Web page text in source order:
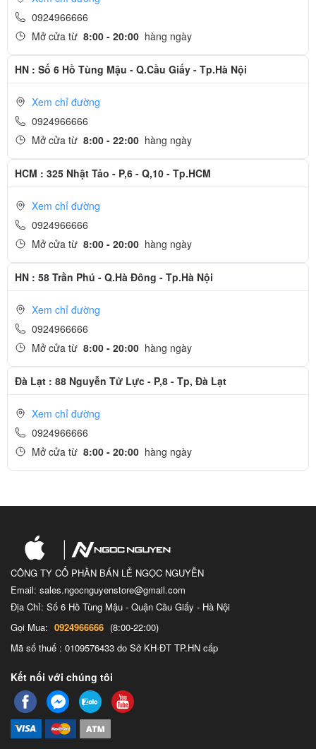
0924966666
Mở cửa từ 8:00 - 20:00 hàng ngày
HN : Số 6 Hồ Tùng Mậu - Q.Cầu Giấy - Tp.Hà Nội
Xem chỉ đường
0924966666
Mở cửa từ 8:00 - 22:00 hàng ngày
HCM : 325 Nhật Tảo - P,6 - Q,10 - Tp.HCM
Xem chỉ đường
0924966666
Mở cửa từ 8:00 - 20:00 hàng ngày
HN : 58 Trần Phú - Q.Hà Đông - Tp.Hà Nội
Xem chỉ đường
0924966666
Mở cửa từ 8:00 - 20:00 hàng ngày
Đà Lạt : 88 Nguyễn Tử Lực - P,8 - Tp, Đà Lạt
Xem chỉ đường
0924966666
Mở cửa từ 8:00 - 20:00 hàng ngày
CÔNG TY CỔ PHẦN BÁN LẺ NGỌC NGUYỄN
Email: sales.ngocnguyenstore@gmail.com
Địa Chỉ: Số 6 Hồ Tùng Mậu - Quận Cầu Giấy - Hà Nội
Gọi Mua: 0924966666 (8:00-22:00)
Mã số thuế : 0109576433 do Sở KH-ĐT TP.HN cấp
Kết nối với chúng tôi